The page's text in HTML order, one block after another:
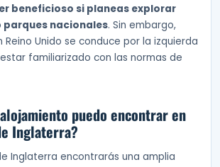
beneficioso si planeas explorar
parques nacionales. Sin embargo,
Unido se conduce por la izquierda
familiarizado con las normas de
puedo encontrar en
Inglaterra?
Inglaterra encontrarás una amplia